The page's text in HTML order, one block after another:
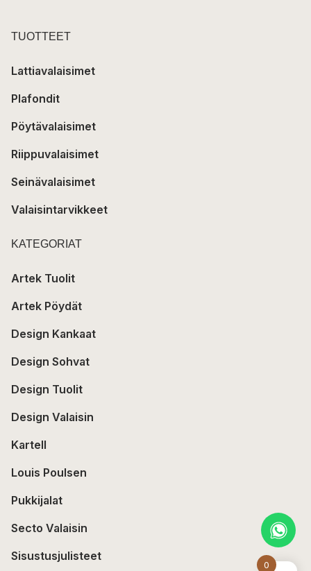
0
TUOTTEET
Lattiavalaisimet
Plafondit
Pöytävalaisimet
Riippuvalaisimet
Seinävalaisimet
Valaisintarvikkeet
KATEGORIAT
Artek Tuolit
Artek Pöydät
Design Kankaat
Design Sohvat
Design Tuolit
Design Valaisin
Kartell
Louis Poulsen
Pukkijalat
Secto Valaisin
Sisustusjulisteet